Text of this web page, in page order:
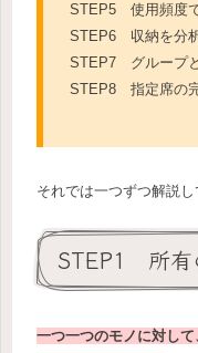
STEP5 使用頻度
STEP6 収納を分
STEP7 グループ
STEP8 指定席の
それでは一つずつ解説し
STEP1 所有
一つ一つのモノに対し